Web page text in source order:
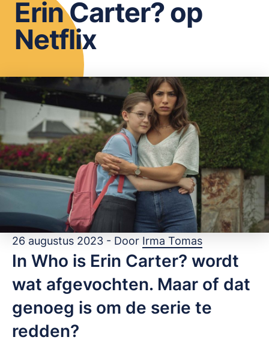
OPSLAAN
Erin Carter? op
Netflix
26 augustus 2023 - Door Irma Tomas
In Who is Erin Carter? wordt
wat afgevochten. Maar of dat
genoeg is om de serie te
redden?